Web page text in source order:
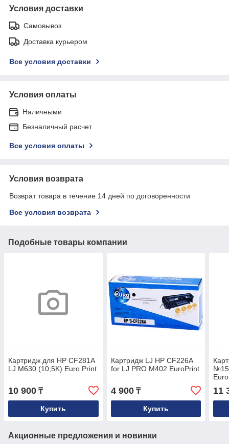
Условия доставки
Самовывоз
Доставка курьером
Все условия доставки
Условия оплаты
Наличными
Безналичный расчет
Все условия оплаты
Условия возврата
Возврат товара в течение 14 дней по договоренности
Все условия возврата
Подобные товары компании
Картридж для HP CF281A
LJ M630 (10,5K) Euro Print
10 900 ₸
Купить
Картридж LJ HP CF226A
for LJ PRO M402 EuroPrint
4 900₸
Купить
11
Акционные предложения и новинки